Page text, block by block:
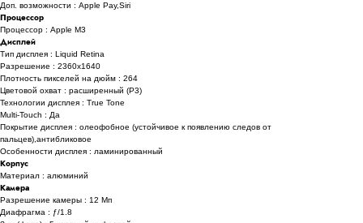
Доп. возможности : Apple Pay,Siri
Процессор
Процессор : Apple M3
Дисплей
Тип дисплея : Liquid Retina
Разрешение : 2360x1640
Плотность пикселей на дюйм : 264
Цветовой охват : расширенный (P3)
Технологии дисплея : True Tone
Multi-Touch : Да
Покрытие дисплея : олеофобное (устойчивое к появлению следов от
пальцев),антибликовое
Особенности дисплея : ламинированный
Корпус
Материал : алюминий
Камера
Разрешение камеры : 12 Мп
Диафрагма : ƒ/1.8